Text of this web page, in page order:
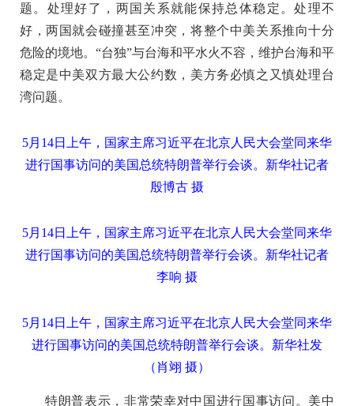
题。处理好了，两国关系就能保持总体稳定。处理不
好，两国就会碰撞甚至冲突，将整个中美关系推向十分
危险的境地。“台独”与台海和平水火不容，维护台海和平
稳定是中美双方最大公约数，美方务必慎之又慎处理台
湾问题。
5月14日上午，国家主席习近平在北京人民大会堂同来华
进行国事访问的美国总统特朗普举行会谈。新华社记者
殷博古 摄
5月14日上午，国家主席习近平在北京人民大会堂同来华
进行国事访问的美国总统特朗普举行会谈。新华社记者
李响 摄
5月14日上午，国家主席习近平在北京人民大会堂同来华
进行国事访问的美国总统特朗普举行会谈。新华社发
（肖翊 摄）
特朗普表示，非常荣幸对中国进行国事访问。美中